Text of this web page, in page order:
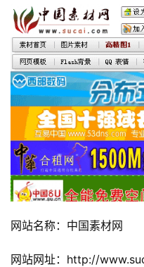
网站名称：中国素材网
网站网址：http://